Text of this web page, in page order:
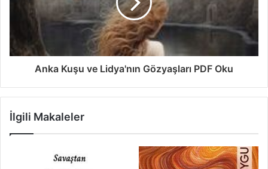
Anka Kuşu ve Lidya'nın Gözyaşları PDF Oku
İlgili Makaleler